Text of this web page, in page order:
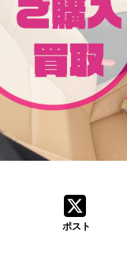
ポスト